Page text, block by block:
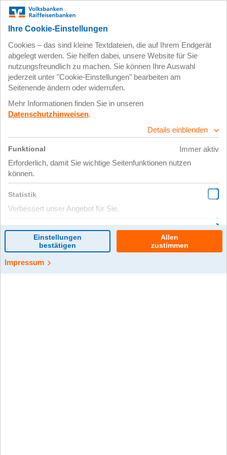
Zum
Hauptinhalt
Impressum
28. Januar 2021
Ausbildung nach
dem
Studienabbruch